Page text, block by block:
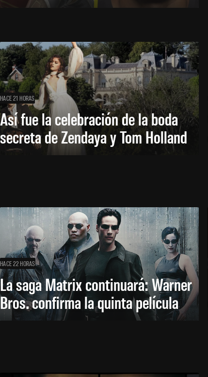
HACE 21 HORAS
Así fue la celebración de la boda
secreta de Zendaya y Tom Holland
HACE 22 HORAS
La saga Matrix continuará: Warner
Bros. confirma la quinta película